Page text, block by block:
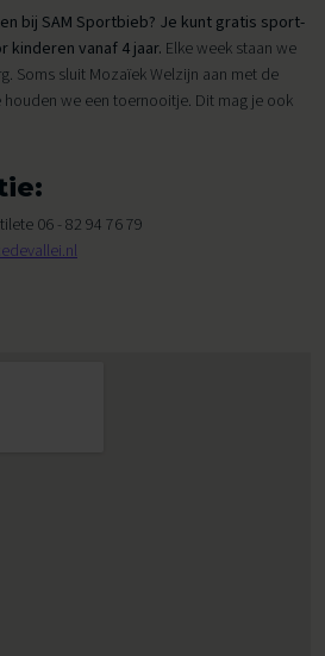
bij SAM Sportbieb? Je kunt gratis sport-
kinderen vanaf 4 jaar. Elke week staan we
Soms sluit Mozaïek Welzijn aan met de
we een toernooitje. Dit mag je ook
06 - 82 94 76 79